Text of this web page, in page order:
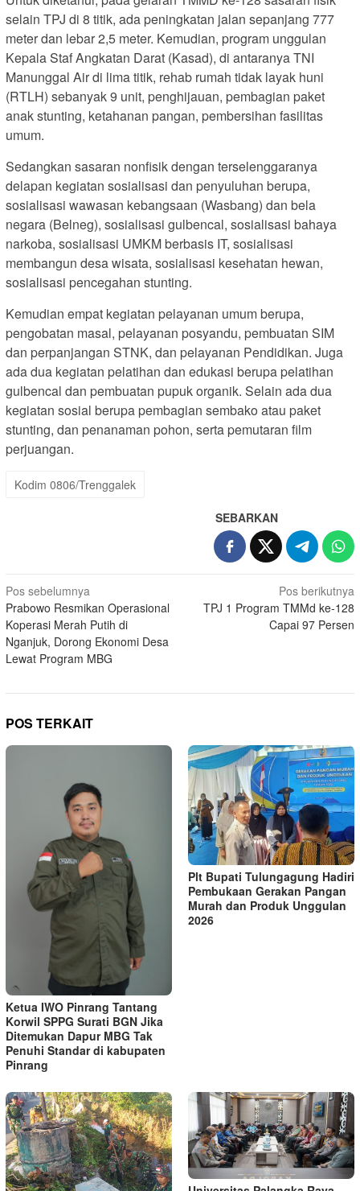
selain TPJ di 8 titik, ada peningkatan jalan sepanjang 777
meter dan lebar 2,5 meter. Kemudian, program unggulan
Kepala Staf Angkatan Darat (Kasad), di antaranya TNI
Manunggal Air di lima titik, rehab rumah tidak layak huni
(RTLH) sebanyak 9 unit, penghijauan, pembagian paket
anak stunting, ketahanan pangan, pembersihan fasilitas
umum.
Sedangkan sasaran nonfisik dengan terselenggaranya
delapan kegiatan sosialisasi dan penyuluhan berupa,
sosialisasi wawasan kebangsaan (Wasbang) dan bela
negara (Belneg), sosialisasi gulbencal, sosialisasi bahaya
narkoba, sosialisasi UMKM berbasis IT, sosialisasi
membangun desa wisata, sosialisasi kesehatan hewan,
sosialisasi pencegahan stunting.
Kemudian empat kegiatan pelayanan umum berupa,
pengobatan masal, pelayanan posyandu, pembuatan SIM
dan perpanjangan STNK, dan pelayanan Pendidikan. Juga
ada dua kegiatan pelatihan dan edukasi berupa pelatihan
gulbencal dan pembuatan pupuk organik. Selain ada dua
kegiatan sosial berupa pembagian sembako atau paket
stunting, dan penanaman pohon, serta pemutaran film
perjuangan.
Kodim 0806/Trenggalek
SEBARKAN
Navigasi
pos
Pos sebelumnya
Prabowo Resmikan Operasional
Koperasi Merah Putih di
Nganjuk, Dorong Ekonomi Desa
Lewat Program MBG
Pos berikutnya
TPJ 1 Program TMMd ke-128
Capai 97 Persen
POS TERKAIT
Ketua IWO Pinrang Tantang
Korwil SPPG Surati BGN Jika
Ditemukan Dapur MBG Tak
Penuhi Standar di kabupaten
Pinrang
Plt Bupati Tulungagung Hadiri
Pembukaan Gerakan Pangan
Murah dan Produk Unggulan
2026